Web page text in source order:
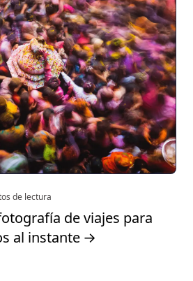
de lectura
de viajes para
al instante →